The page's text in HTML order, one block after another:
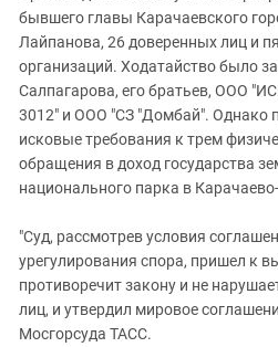
бывшего главы Карачаевского
Лайпанова, 26 доверенных лиц и
организаций. Ходатайство было
Салпагарова, его братьев, ООО
3012" и ООО "СЗ "Домбай". Однако
исковые требования к трем
обращения в доход государства
национального парка в
"Суд, рассмотрев условия
урегулирования спора, пришел к
противоречит закону и не
лиц, и утвердил мировое
Мосгорсуда ТАСС.